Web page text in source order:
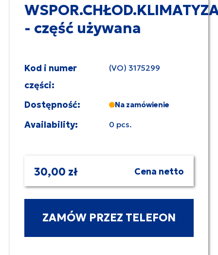
- część używana
Kod i numer
części:
(VO) 3175299
Dostępność: Na zamówienie
Availability: 0 pcs.
30,00 zł Cena netto
ZAMÓW PRZEZ TELEFON